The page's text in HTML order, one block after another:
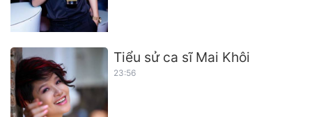
Tiểu sử ca sĩ Mai Khôi
23:56